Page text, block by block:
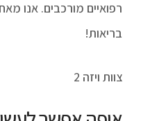
רפואיים מורכבים. אנו
בריאות!
צוות ויזה 2